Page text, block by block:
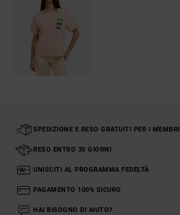
SPEDIZIONE E RESO GRATUITI PER I MEMBRI
RESO ENTRO 30 GIORNI
UNISCITI AL PROGRAMMA FEDELTÀ
PAGAMENTO 100% SICURO
HAI BISOGNO DI AIUTO?